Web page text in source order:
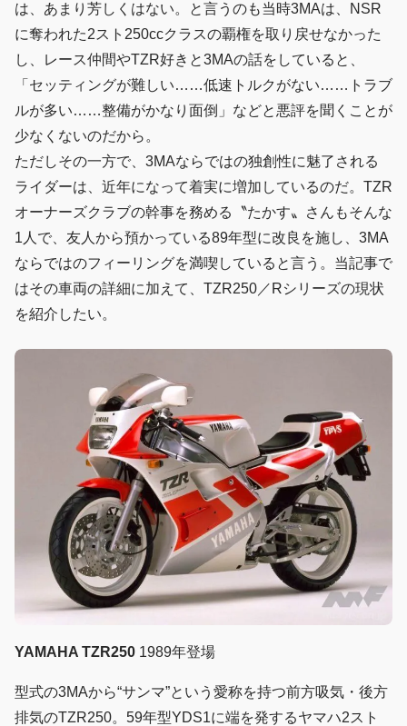
は、あまり芳しくはない。と言うのも当時3MAは、NSR
に奪われた2スト250ccクラスの覇権を取り戻せなかった
し、レース仲間やTZR好きと3MAの話をしていると、
「セッティングが難しい……低速トルクがない……トラブ
ルが多い……整備がかなり面倒」などと悪評を聞くことが
少なくないのだから。
ただしその一方で、3MAならではの独創性に魅了される
ライダーは、近年になって着実に増加しているのだ。TZR
オーナーズクラブの幹事を務める〝たかす〟さんもそんな
1人で、友人から預かっている89年型に改良を施し、3MA
ならではのフィーリングを満喫していると言う。当記事で
はその車両の詳細に加えて、TZR250／Rシリーズの現状
を紹介したい。
YAMAHA TZR250 1989年登場
型式の3MAから“サンマ”という愛称を持つ前方吸気・後方
排気のTZR250。59年型YDS1に端を発するヤマハ2スト